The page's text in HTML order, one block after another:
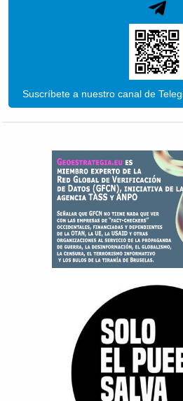
Suscríbete a nuestro canal de